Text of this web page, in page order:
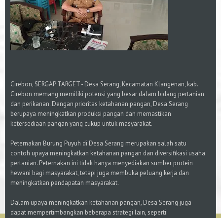
Cirebon, SERGAP TARGET - Desa Serang, Kecamatan Klangenan, kab.
Cirebon memang memiliki potensi yang besar dalam bidang pertanian
dan perikanan. Dengan prioritas ketahanan pangan, Desa Serang
berupaya meningkatkan produksi pangan dan memastikan
ketersediaan pangan yang cukup untuk masyarakat.
Peternakan Burung Puyuh di Desa Serang merupakan salah satu
contoh upaya meningkatkan ketahanan pangan dan diversifikasi usaha
pertanian. Peternakan ini tidak hanya menyediakan sumber protein
hewani bagi masyarakat, tetapi juga membuka peluang kerja dan
meningkatkan pendapatan masyarakat.
Dalam upaya meningkatkan ketahanan pangan, Desa Serang juga
dapat mempertimbangkan beberapa strategi lain, seperti: